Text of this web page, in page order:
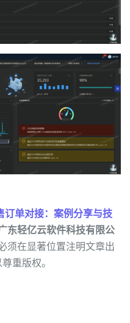
订单对接：案例分享与技
东轻亿云软件科技有限公
须在显著位置注明文章出
重版权。